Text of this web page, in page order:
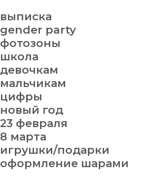
выписка
gender party
фотозоны
школа
девочкам
мальчикам
цифры
новый год
23 февраля
8 марта
игрушки/подарки
оформление шарами